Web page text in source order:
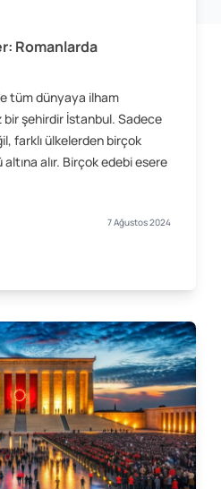
Romanlarda
tüm dünyaya ilham
şehirdir İstanbul. Sadece
farklı ülkelerden birçok
alır. Birçok edebi esere
7 Ağustos 2024